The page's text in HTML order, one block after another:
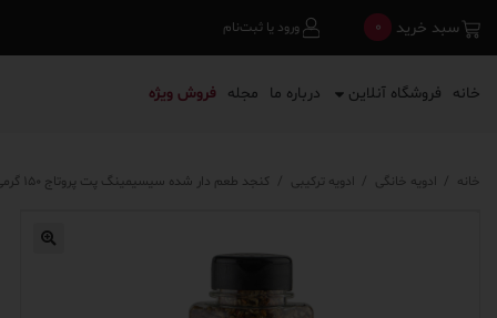
0 سبد خرید ورود یا ثبت‌نام
خانه فروشگاه آنلاین درباره ما مجله فروش ویژه
خانه / ادویه خانگی / ادویه ترکیبی / کنجد طعم دار شده سیسیمینگ پت پروتاج ۱۵۰ گرمی